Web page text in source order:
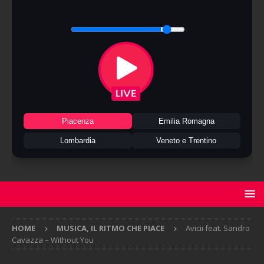
Piacenza Emilia Romagna
Lombardia Veneto e Trentino
HOME MUSICA, IL RITMO CHE PIACE
Avicii feat. Sandro
Cavazza – Without You